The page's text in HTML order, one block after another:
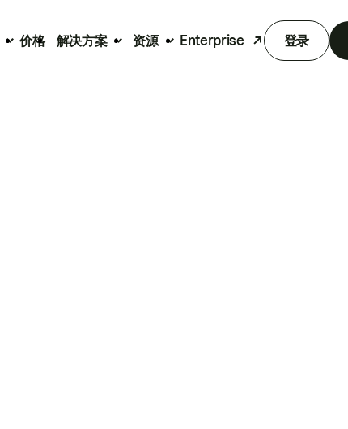
价格 解决方案 资源 Enterprise 登录